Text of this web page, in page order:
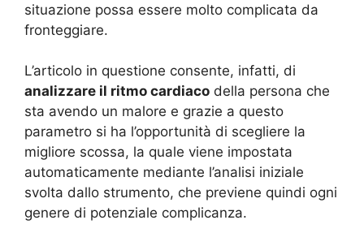
situazione possa essere molto complicata da
fronteggiare.
L’articolo in questione consente, infatti, di
analizzare il ritmo cardiaco della persona che
sta avendo un malore e grazie a questo
parametro si ha l’opportunità di scegliere la
migliore scossa, la quale viene impostata
automaticamente mediante l’analisi iniziale
svolta dallo strumento, che previene quindi ogni
genere di potenziale complicanza.